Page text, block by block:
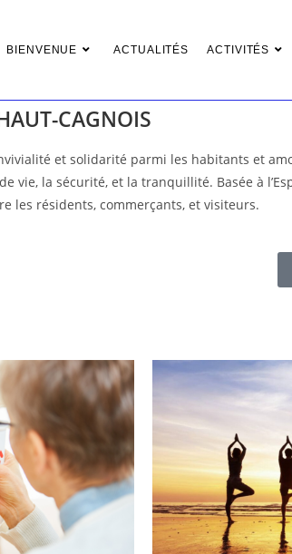
BIENVENUE ACTUALITÉS ACTIVITÉS
CAGNOIS
et solidarité parmi les habitants et
vie, la sécurité, et la tranquillité. Basée à
les résidents, commerçants, et visiteurs.